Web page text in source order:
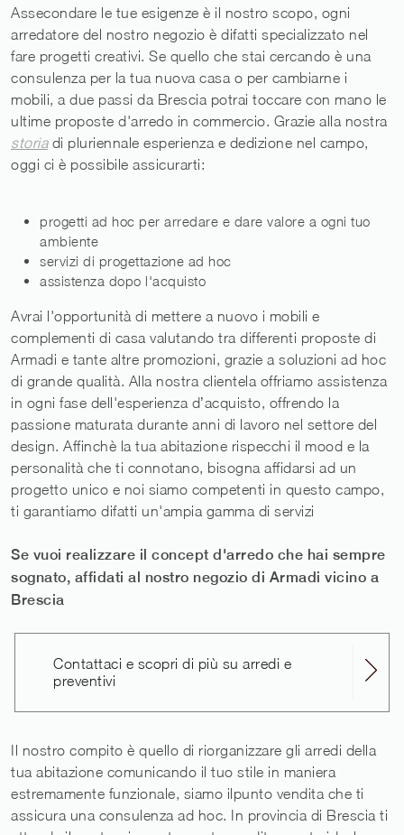
Assecondare le tue esigenze è il nostro scopo, ogni
arredatore del nostro negozio è difatti specializzato nel
fare progetti creativi. Se quello che stai cercando è una
consulenza per la tua nuova casa o per cambiarne i
mobili, a due passi da Brescia potrai toccare con mano le
ultime proposte d'arredo in commercio. Grazie alla nostra
storiadi pluriennale esperienza e dedizione nel campo,
oggi ci è possibile assicurarti:
progetti ad hoc per arredare e dare valore a ogni tuo
ambiente
servizi di progettazione ad hoc
assistenza dopo l'acquisto
Avrai l'opportunità di mettere a nuovo i mobili e
complementi di casa valutando tra differenti proposte di
Armadi e tante altre promozioni, grazie a soluzioni ad hoc
di grande qualità. Alla nostra clientela offriamo assistenza
in ogni fase dell'esperienza d’acquisto, offrendo la
passione maturata durante anni di lavoro nel settore del
design. Affinchè la tua abitazione rispecchi il mood e la
personalità che ti connotano, bisogna affidarsi ad un
progetto unico e noi siamo competenti in questo campo,
ti garantiamo difatti un'ampia gamma di servizi
Se vuoi realizzare il concept d'arredo che hai sempre
sognato, affidati al nostro negozio di Armadi vicino a
Brescia
Contattaci e scopri di più su arredi e
preventivi
Il nostro compito è quello di riorganizzare gli arredi della
tua abitazione comunicando il tuo stile in maniera
estremamente funzionale, siamo ilpunto vendita che ti
assicura una consulenza ad hoc. In provincia di Brescia ti